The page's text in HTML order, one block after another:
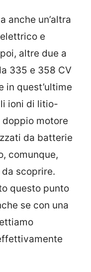
anche un’altra
e
altre due a
335 e 358 CV
in quest’ultime
ioni di litio-
motore
da batterie
comunque,
da scoprire.
questo punto
se con una